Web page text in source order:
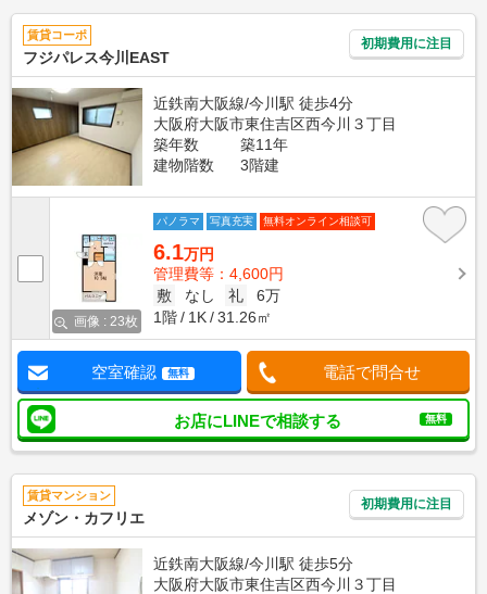
賃貸コーポ
フジパレス今川EAST
初期費用に注目
近鉄南大阪線/今川駅 徒歩4分
大阪府大阪市東住吉区西今川３丁目
築年数
築11年
建物階数
3階建
画像 : 23枚
パノラマ 写真充実 無料オンライン相談可
6.1万円
管理費等：4,600円
敷
なし 礼
6万
1階
1K 31.26㎡
空室確認 無料 電話で問合せ
お店にLINEで相談する 無料
賃貸マンション
メゾン・カフリエ
初期費用に注目
近鉄南大阪線/今川駅 徒歩5分
大阪府大阪市東住吉区西今川３丁目